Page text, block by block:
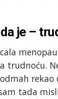
je –
trudnoću.
tada